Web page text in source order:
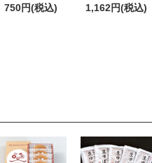
750円(税込)
1,162円(税込)